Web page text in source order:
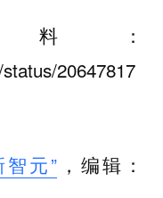
：
20647817
智元”，编辑：